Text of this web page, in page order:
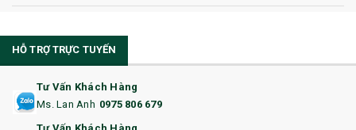
11. CỐC/BÌNH GIỮ NHIỆT
12. BÌNH NƯỚC
HỖ TRỢ TRỰC TUYẾN
Tư Vấn Khách Hàng
Ms. Lan Anh 0975 806 679